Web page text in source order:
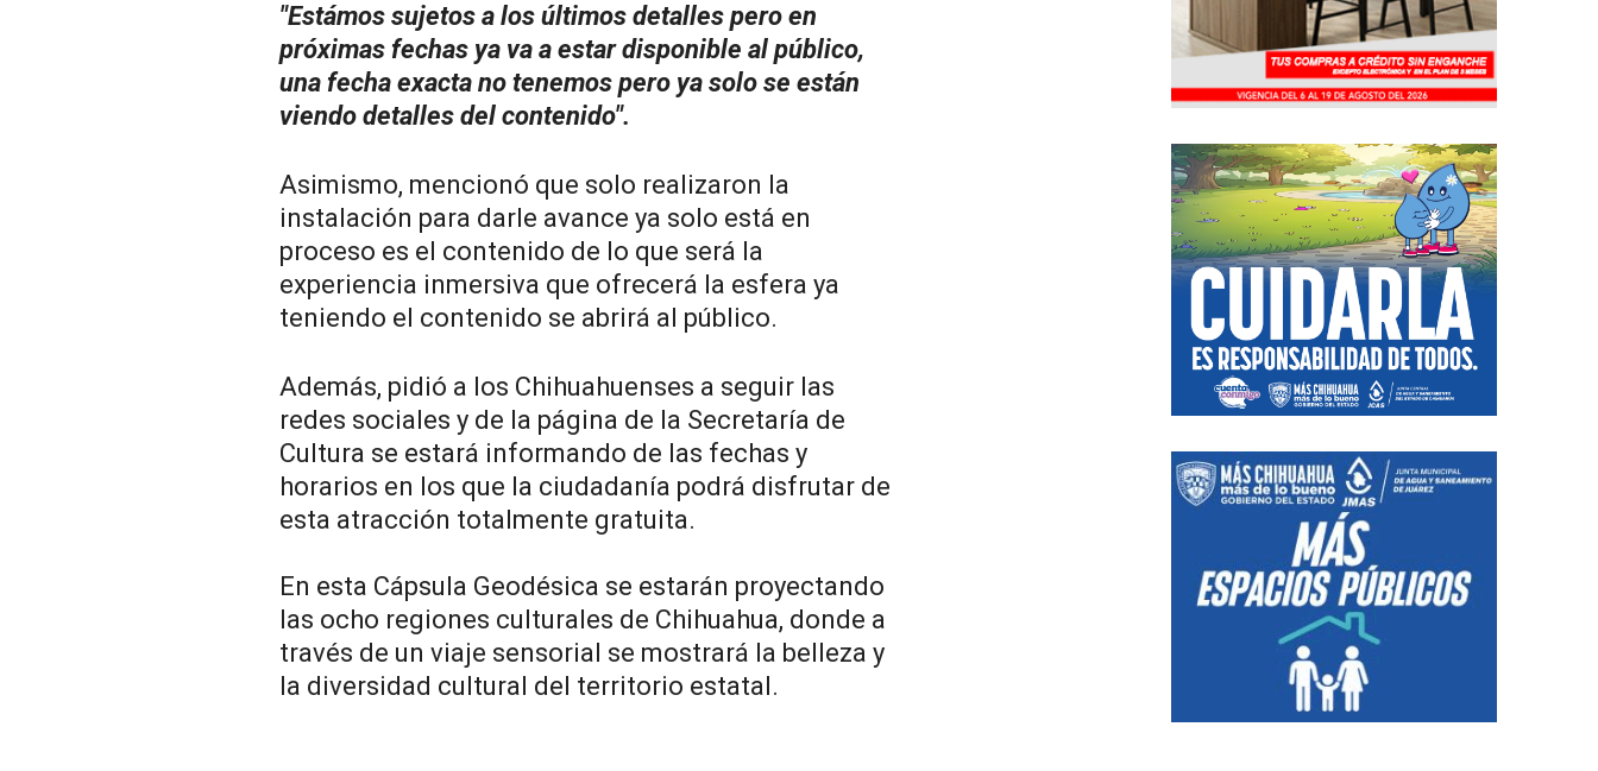
"Estámos sujetos a los últimos detalles pero en
próximas fechas ya va a estar disponible al público,
una fecha exacta no tenemos pero ya solo se están
viendo detalles del contenido".
Asimismo, mencionó que solo realizaron la
instalación para darle avance ya solo está en
proceso es el contenido de lo que será la
experiencia inmersiva que ofrecerá la esfera ya
teniendo el contenido se abrirá al público.
Además, pidió a los Chihuahuenses a seguir las
redes sociales y de la página de la Secretaría de
Cultura se estará informando de las fechas y
horarios en los que la ciudadanía podrá disfrutar de
esta atracción totalmente gratuita.
En esta Cápsula Geodésica se estarán proyectando
las ocho regiones culturales de Chihuahua, donde a
través de un viaje sensorial se mostrará la belleza y
la diversidad cultural del territorio estatal.